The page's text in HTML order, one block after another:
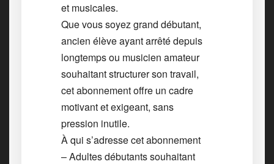
et musicales.
Que vous soyez grand débutant,
ancien élève ayant arrêté depuis
longtemps ou musicien amateur
souhaitant structurer son travail,
cet abonnement offre un cadre
motivant et exigeant, sans
pression inutile.
À qui s’adresse cet abonnement
– Adultes débutants souhaitant